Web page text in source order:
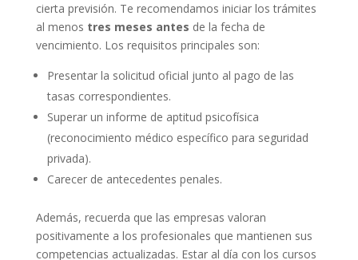
cierta previsión. Te recomendamos iniciar los trámites
al menos tres meses antes de la fecha de
vencimiento. Los requisitos principales son:
Presentar la solicitud oficial junto al pago de las
tasas correspondientes.
Superar un informe de aptitud psicofísica
(reconocimiento médico específico para seguridad
privada).
Carecer de antecedentes penales.
Además, recuerda que las empresas valoran
positivamente a los profesionales que mantienen sus
competencias actualizadas. Estar al día con los cursos